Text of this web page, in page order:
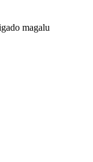
magalu